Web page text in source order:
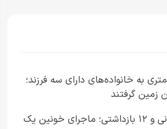
واگذاری زمین ۲۰۰ متری به خانواده‌های دارای سه فرزند؛
چند گلوله، یک قربانی و ۱۲ بازداشتی؛ ماجرای خونین یک